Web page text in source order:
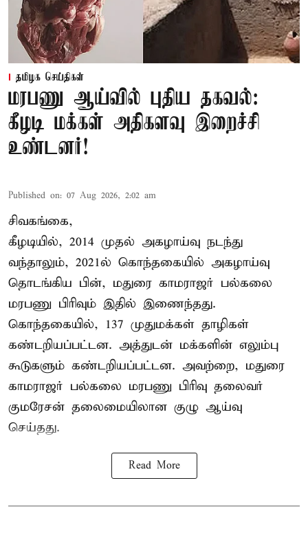
தமிழக செய்திகள்
மரபணு ஆய்வில் புதிய தகவல்:
கீழடி மக்கள் அதிகளவு இறைச்சி
உண்டனர்!
Published on: 07 Aug 2026, 2:02 am
சிவகங்கை,
கீழடியில், 2014 முதல் அகழாய்வு நடந்து
வந்தாலும், 2021ல் கொந்தகையில் அகழாய்வு
தொடங்கிய பின், மதுரை காமராஜர் பல்கலை
மரபணு பிரிவும் இதில் இணைந்தது.
கொந்தகையில், 137 முதுமக்கள் தாழிகள்
கண்டறியப்பட்டன. அத்துடன் மக்களின் எலும்பு
கூடுகளும் கண்டறியப்பட்டன. அவற்றை, மதுரை
காமராஜர் பல்கலை மரபணு பிரிவு தலைவர்
குமரேசன் தலைமையிலான குழு ஆய்வு
செய்தது.
Read More